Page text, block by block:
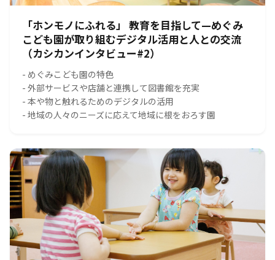
「ホンモノにふれる」 教育を目指して—めぐみ
こども園が取り組むデジタル活用と人との交流
（カシカンインタビュー#2）
- めぐみこども園の特色
- 外部サービスや店舗と連携して図書館を充実
- 本や物と触れるためのデジタルの活用
- 地域の人々のニーズに応えて地域に根をおろす園